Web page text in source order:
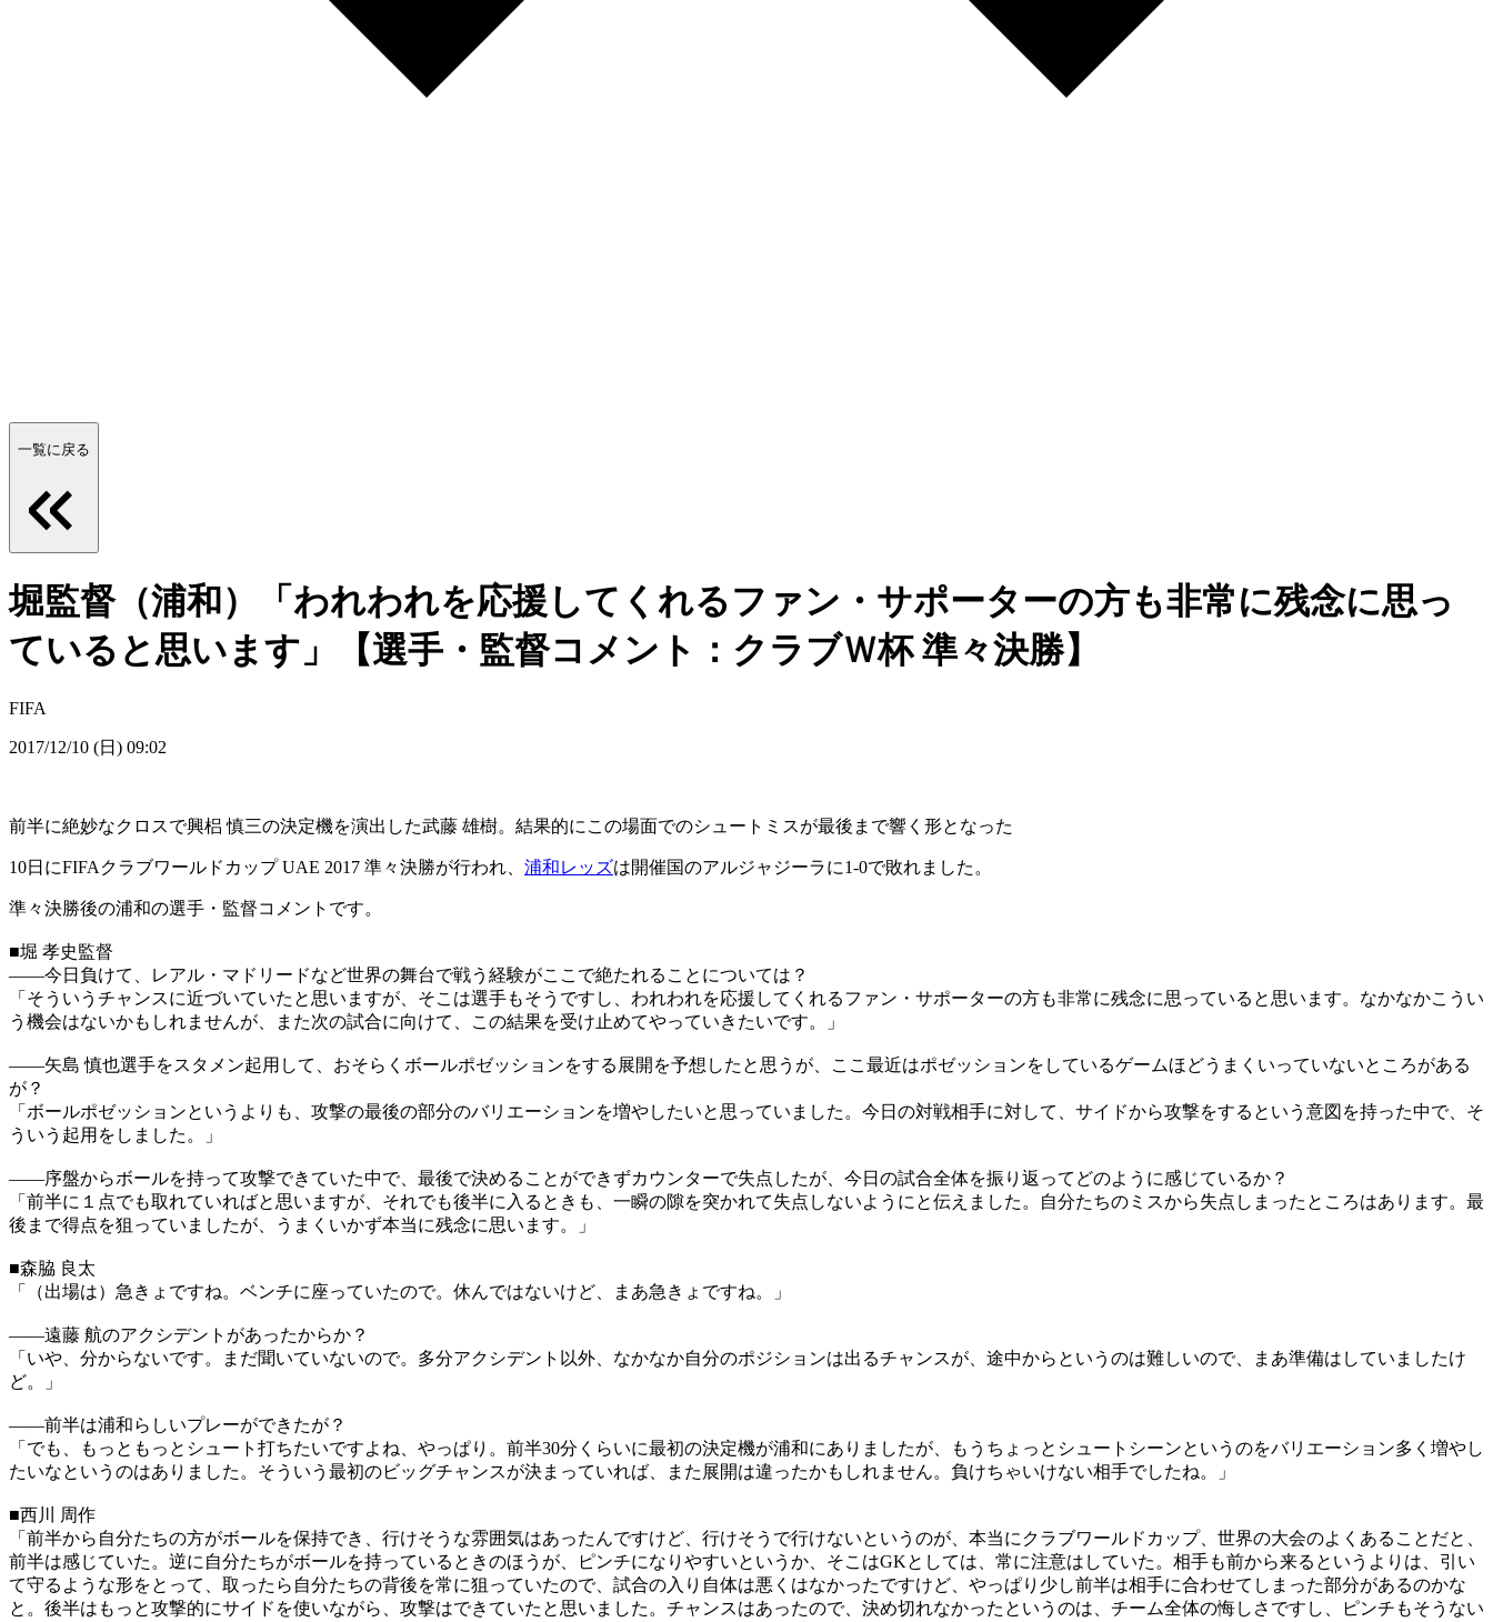
一覧に戻る
堀監督（浦和）「われわれを応援してくれるファン・サポーターの方も非常に残念に思っ
ていると思います」【選手・監督コメント：クラブＷ杯 準々決勝】
FIFA
2017/12/10 (日) 09:02
前半に絶妙なクロスで興梠 慎三の決定機を演出した武藤 雄樹。結果的にこの場面でのシュートミスが最後まで響く形となった
10日にFIFAクラブワールドカップ UAE 2017 準々決勝が行われ、 浦和レッズは開催国のアルジャジーラに1-0で敗れました。
準々決勝後の浦和の選手・監督コメントです。
■堀 孝史監督
――今日負けて、レアル・マドリードなど世界の舞台で戦う経験がここで絶たれることについては？
「そういうチャンスに近づいていたと思いますが、そこは選手もそうですし、われわれを応援してくれるファン・サポーターの方も非常に残念に思っていると思います。なかなかこうい
う機会はないかもしれませんが、また次の試合に向けて、この結果を受け止めてやっていきたいです。」
――矢島 慎也選手をスタメン起用して、おそらくボールポゼッションをする展開を予想したと思うが、ここ最近はポゼッションをしているゲームほどうまくいっていないところがある
が？
「ボールポゼッションというよりも、攻撃の最後の部分のバリエーションを増やしたいと思っていました。今日の対戦相手に対して、サイドから攻撃をするという意図を持った中で、そ
ういう起用をしました。」
――序盤からボールを持って攻撃できていた中で、最後で決めることができずカウンターで失点したが、今日の試合全体を振り返ってどのように感じているか？
「前半に１点でも取れていればと思いますが、それでも後半に入るときも、一瞬の隙を突かれて失点しないようにと伝えました。自分たちのミスから失点しまったところはあります。最
後まで得点を狙っていましたが、うまくいかず本当に残念に思います。」
■森脇 良太
「（出場は）急きょですね。ベンチに座っていたので。休んではないけど、まあ急きょですね。」
――遠藤 航のアクシデントがあったからか？
「いや、分からないです。まだ聞いていないので。多分アクシデント以外、なかなか自分のポジションは出るチャンスが、途中からというのは難しいので、まあ準備はしていましたけ
ど。」
――前半は浦和らしいプレーができたが？
「でも、もっともっとシュート打ちたいですよね、やっぱり。前半30分くらいに最初の決定機が浦和にありましたが、もうちょっとシュートシーンというのをバリエーション多く増やし
たいなというのはありました。そういう最初のビッグチャンスが決まっていれば、また展開は違ったかもしれません。負けちゃいけない相手でしたね。」
■西川 周作
「前半から自分たちの方がボールを保持でき、行けそうな雰囲気はあったんですけど、行けそうで行けないというのが、本当にクラブワールドカップ、世界の大会のよくあることだと、
前半は感じていた。逆に自分たちがボールを持っているときのほうが、ピンチになりやすいというか、そこはGKとしては、常に注意はしていた。相手も前から来るというよりは、引い
て守るような形をとって、取ったら自分たちの背後を常に狙っていたので、試合の入り自体は悪くはなかったですけど、やっぱり少し前半は相手に合わせてしまった部分があるのかな
と。後半はもっと攻撃的にサイドを使いながら、攻撃はできていたと思いました。チャンスはあったので、決め切れなかったというのは、チーム全体の悔しさですし、ピンチもそうない